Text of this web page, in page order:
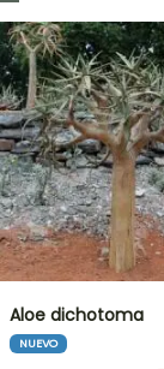
Aloe dichotoma
NUEVO